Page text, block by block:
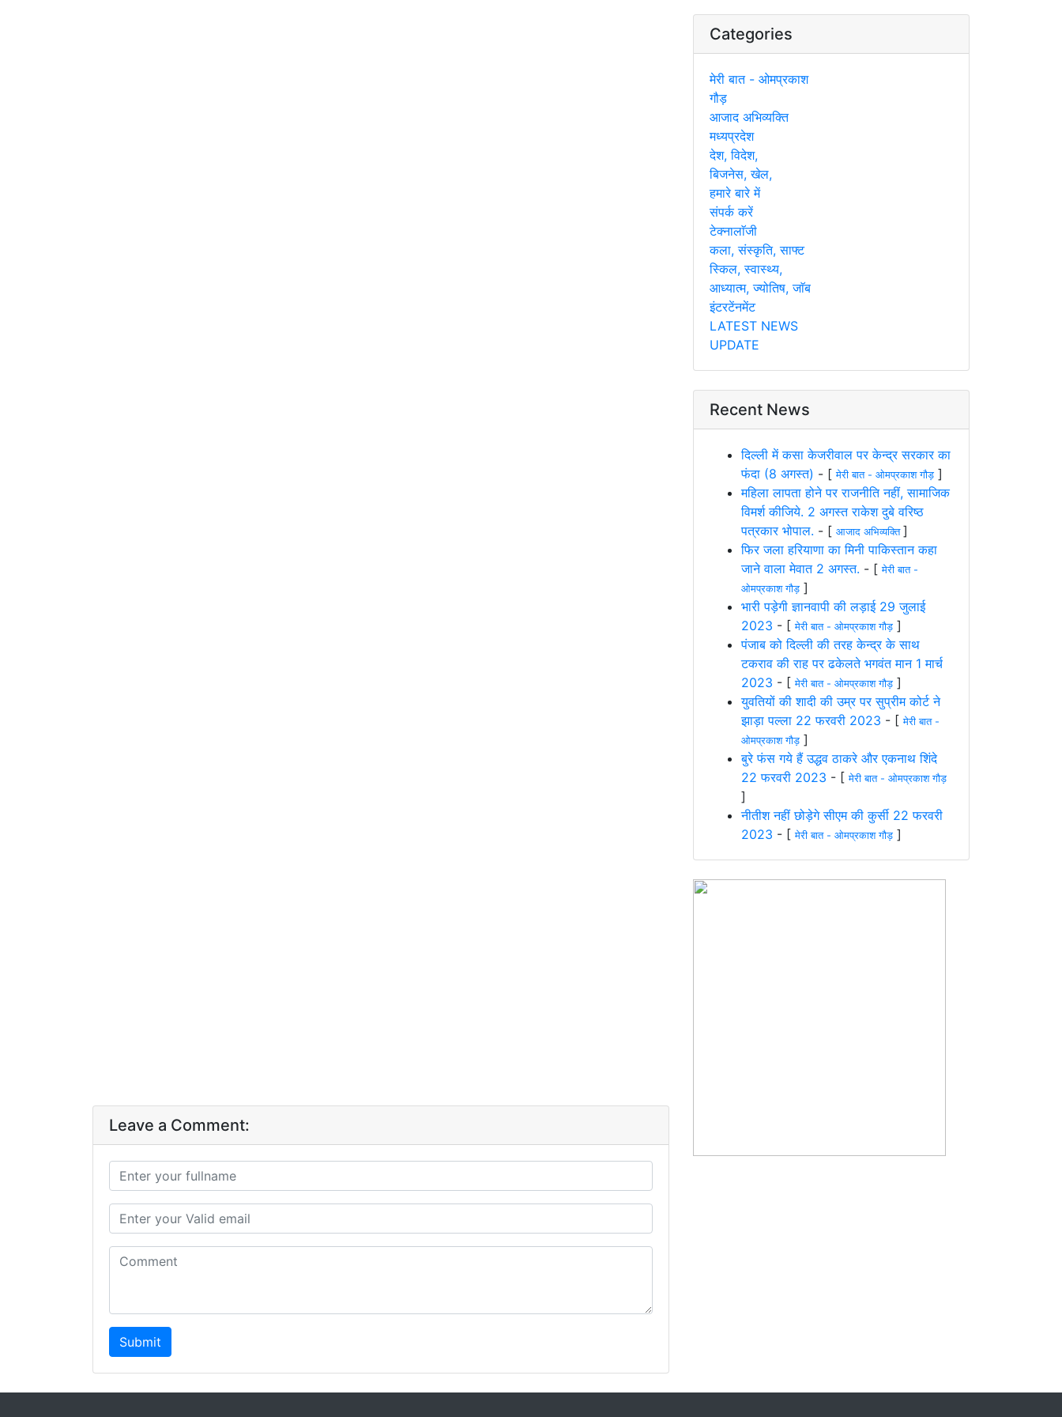
Categories
मेरी बात - ओमप्रकाश
गौड़
आजाद अभिव्यक्ति
मध्यप्रदेश
देश, विदेश,
बिजनेस, खेल,
हमारे बारे में
संपर्क करें
टेक्नालाॅजी
कला, संस्कृति, साफ्ट
स्किल, स्वास्थ्य,
आध्यात्म, ज्योतिष, जाॅब
इंटरटेंनमेंट
LATEST NEWS
UPDATE
Recent News
दिल्ली में कसा केजरीवाल पर केन्द्र सरकार का
फंदा (8 अगस्त) - [मेरी बात - ओमप्रकाश गौड़ ]
महिला लापता होने पर राजनीति नहीं, सामाजिक
विमर्श कीजिये. 2 अगस्त राकेश दुबे वरिष्ठ
पत्रकार भोपाल. - [ आजाद अभिव्यक्ति ]
फिर जला हरियाणा का मिनी पाकिस्तान कहा
जाने वाला मेवात 2 अगस्त. - [मेरी बात -
ओमप्रकाश गौड़ ]
भारी पड़ेगी ज्ञानवापी की लड़ाई 29 जुलाई
2023 - [मेरी बात - ओमप्रकाश गौड़ ]
पंजाब को दिल्ली की तरह केन्द्र के साथ
टकराव की राह पर ढकेलते भगवंत मान 1 मार्च
2023 - [मेरी बात - ओमप्रकाश गौड़ ]
युवतियों की शादी की उम्र पर सुप्रीम कोर्ट ने
झाड़ा पल्ला 22 फरवरी 2023 - [मेरी बात -
ओमप्रकाश गौड़ ]
बुरे फंस गये हैं उद्धव ठाकरे और एकनाथ शिंदे
22 फरवरी 2023 - [मेरी बात - ओमप्रकाश गौड़
]
नीतीश नहीं छोड़ेगे सीएम की कुर्सी 22 फरवरी
2023 - [मेरी बात - ओमप्रकाश गौड़ ]
Leave a Comment:
Submit